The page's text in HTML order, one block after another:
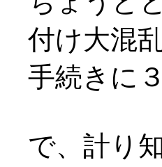
付け大混
手続きに
で、計り